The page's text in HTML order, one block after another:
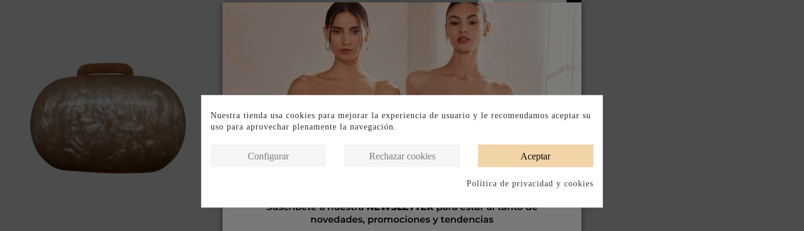
Nuestra tienda usa cookies para mejorar la experiencia de usuario y le recomendamos aceptar su
uso para aprovechar plenamente la navegación.
Aceptar
Rechazar cookies
Configurar
Política de privacidad y cookies